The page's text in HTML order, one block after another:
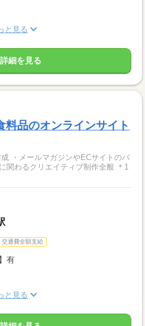
と見る
細を見る
品のオンラインサイト
・メールマガジンやECサイトのバ
わるクリエイティブ制作全般 ＊1
交通費全額支給
有
と見る